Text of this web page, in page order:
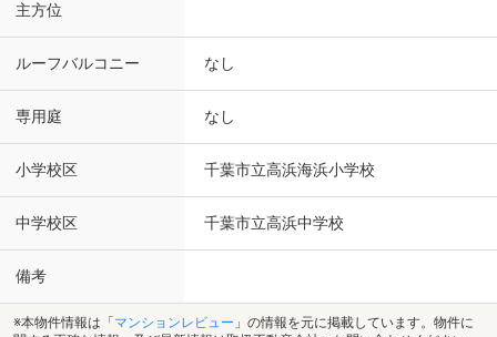
主方位
ルーフバルコニー なし
専用庭 なし
小学校区 千葉市立高浜海浜小学校
中学校区 千葉市立高浜中学校
備考
※本物件情報は「 マンションレビュー 」の情報を元に掲載しています。物件に